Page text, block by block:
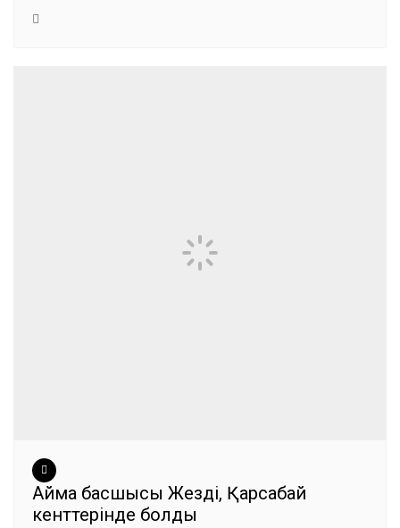
Аймақ басшысы Жезді, Қарсақбай
кенттерінде болды